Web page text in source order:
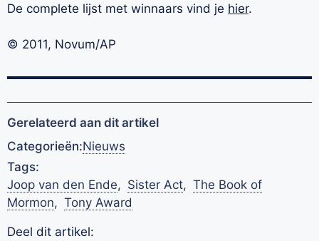
De complete lijst met winnaars vind je hier.
© 2011, Novum/AP
Gerelateerd aan dit artikel
Categorieën:Nieuws
Tags:
Joop van den Ende, Sister Act, The Book of
Mormon, Tony Award
Deel dit artikel: